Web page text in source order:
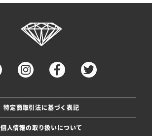
特定商取引法に基づく表記
個人情報の取り扱いについて